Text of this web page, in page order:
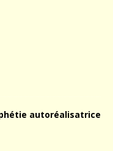
autoréalisatrice